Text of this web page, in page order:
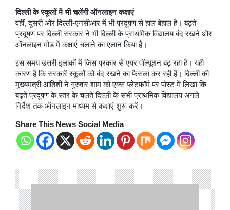
दिल्ली के स्कूलों में भी चलेंगी ऑनलाइन कक्षाएं
वहीं, दूसरी ओर दिल्ली-एनसीआर में भी प्रदूषण से हाल बेहाल है। बढ़ते
प्रदूषण पर दिल्ली सरकार ने भी दिल्ली के प्राथमिक विद्यालय बंद रखने और
ऑनलाइन मोड में कक्षाएं चलाने का एलान किया है।
इस समय उत्तरी इलाकों में जिस प्रकार से एयर पॉल्यूशन बढ़ रहा है। यही
कारण है कि सरकारें स्कूलों को बंद रखने का फैसला कर रही हैं। दिल्ली की
मुख्यमंत्री आतिशी ने गुरुवार शाम को एक्स प्लेटफॉर्म पर पोस्ट में लिखा कि
बढ़ते प्रदूषण के स्तर के चलते दिल्ली के सभी प्राथमिक विद्यालय अगले
निर्देश तक ऑनलाइन माध्यम से कक्षाएं शुरू करें।
Share This News Social Media